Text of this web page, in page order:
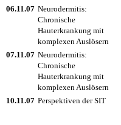
06.11.07 Neurodermitis:
Chronische
Hauterkrankung mit
komplexen Auslösern
07.11.07 Neurodermitis:
Chronische
Hauterkrankung mit
komplexen Auslösern
10.11.07 Perspektiven der SIT